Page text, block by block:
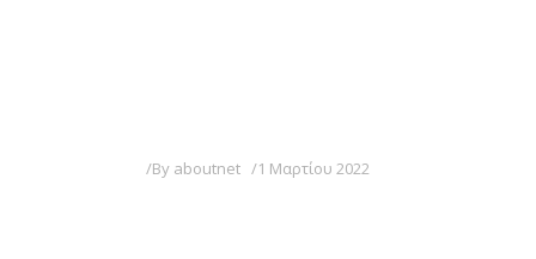
By aboutnet 1 Μαρτίου 2022